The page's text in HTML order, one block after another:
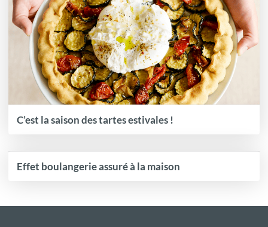
C’est la saison des tartes estivales !
Effet boulangerie assuré à la maison